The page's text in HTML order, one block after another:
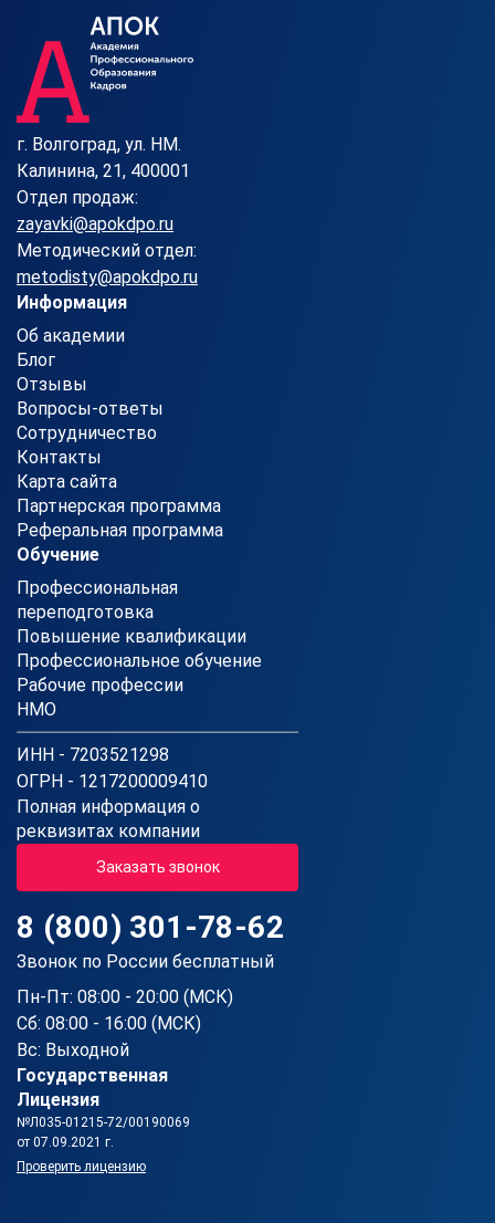
г. Волгоград, ул. HM.
Калинина, 21, 400001
Отдел продаж:
zayavki@apokdpo.ru
Методический отдел:
metodisty@apokdpo.ru
Информация
Об академии
Блог
Отзывы
Вопросы-ответы
Сотрудничество
Контакты
Карта сайта
Партнерская программа
Реферальная программа
Обучение
Профессиональная
переподготовка
Повышение квалификации
Профессиональное обучение
Рабочие профессии
НМО
ИНН - 7203521298
ОГРН - 1217200009410
Полная информация о
реквизитах компании
Заказать звонок
8 (800) 301-78-62
Звонок по России бесплатный
Пн-Пт: 08:00 - 20:00 (МСК)
Сб: 08:00 - 16:00 (МСК)
Вс: Выходной
Государственная
Лицензия
№Л035-01215-72/00190069
от 07.09.2021 г.
Проверить лицензию